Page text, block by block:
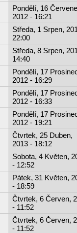
Pondělí, 16
2012 - 16:21
Středa, 1 Srpen,
22:00
Středa, 8 Srpen,
14:40
Pondělí, 17
2012 - 16:29
Pondělí, 17
2012 - 16:33
Pondělí, 17
2012 - 19:21
Čtvrtek, 25 Duben,
2013 - 18:12
Sobota, 4 Květen,
- 12:52
Pátek, 31 Květen,
- 18:59
Čtvrtek, 6 Červen,
- 11:52
Čtvrtek, 6 Červen,
- 11:52